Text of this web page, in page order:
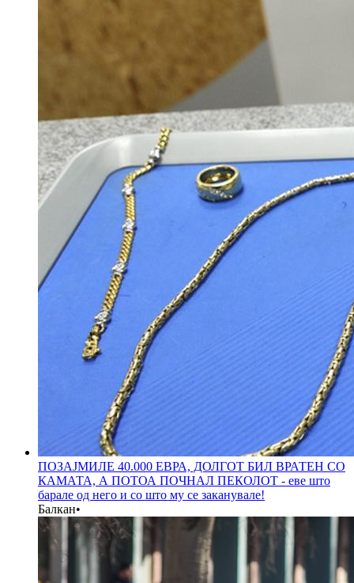
ПОЗАЈМИЛЕ 40.000 ЕВРА, ДОЛГОТ БИЛ ВРАТЕН СО
КАМАТА, А ПОТОА ПОЧНАЛ ПЕКОЛОТ - еве што
барале од него и со што му се заканувале!
Балкан•